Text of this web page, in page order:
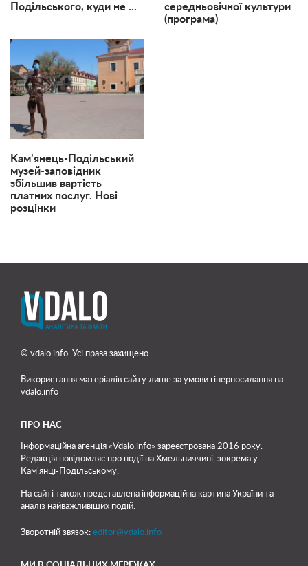
Подільського, куди не ...
середньовічної культури
(програма)
Кам’янець-Подільський
музей-заповідник
збільшив вартість
платних послуг. Нові
розцінки
© vdalo.info. Усі права захищено.
Використання матеріалів сайту лише за умови гіперпосилання на
vdalo.info
ПРО НАС
Інформаційна агенція «Vdalo.info» зареєстрована 2016 року.
Редакція повідомляє про події на Хмельниччині, зокрема у
Кам'янці-Подільському.
На сайті також представлена інформаційна картина України та
аналіз найважливіших подій.
Зворотній звязок: editor@vdalo.info